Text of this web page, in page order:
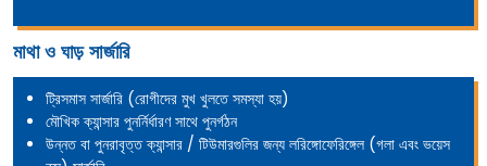
মাথা ও ঘাড় সার্জারি
ট্রিসমাস সার্জারি (রোগীদের মুখ খুলতে সমস্যা হয়)
মৌখিক ক্যান্সার পুনর্নির্ধারণ সাথে পুনর্গঠন
উন্নত বা পুনরাবৃত্ত ক্যান্সার / টিউমারগুলির জন্য লরিঙ্গোফেরিঙ্গেল (গলা এবং ভয়েস